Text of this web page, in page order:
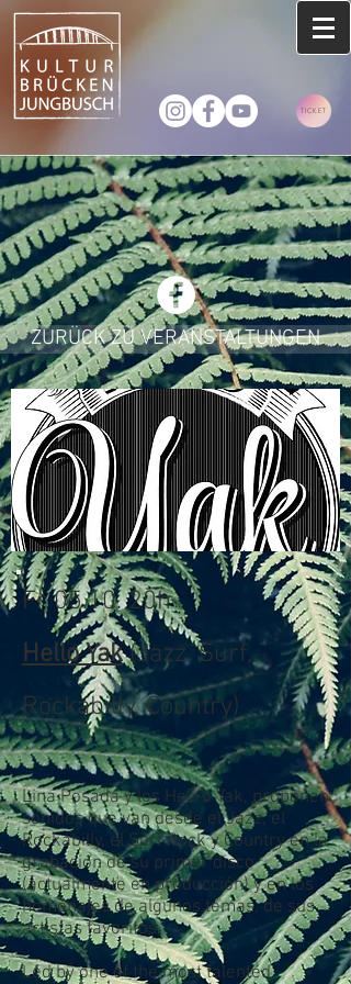
TICKET
ZURÜCK ZU VERANSTALTUNGEN
Fr 05.10. 20h
Hello Yak(Jazz, Surf,
Rockabilly, Country)
Lina Posada y los Hell-o Yak, proponen
sonidos que van desde el Jazz, el
Rockabilly, el Surf Rock y Country en la
grabación de su primer disco
(actualmente en producción) y en los
homenajes de algunos temas, de sus
artistas favoritos.
Led by one of the most talented